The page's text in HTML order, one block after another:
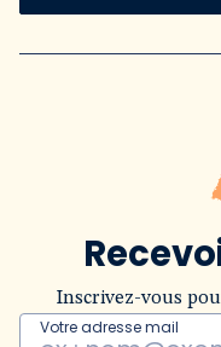
Inscrivez-vous
Votre adresse mail